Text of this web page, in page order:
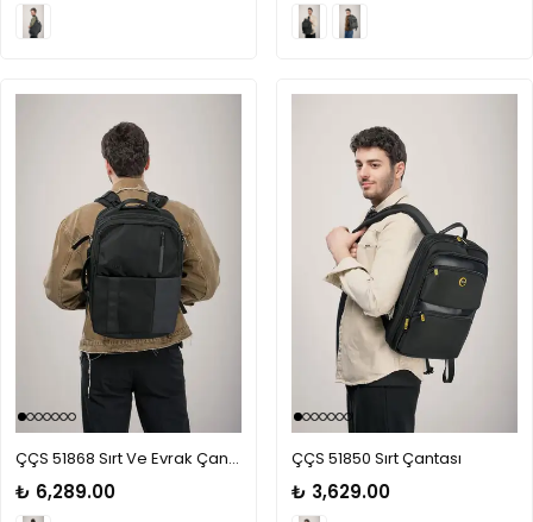
ÇÇS 51868 Sırt Ve Evrak Çantası
₺ 6,289.00
ÇÇS 51850 Sırt Çantası
₺ 3,629.00